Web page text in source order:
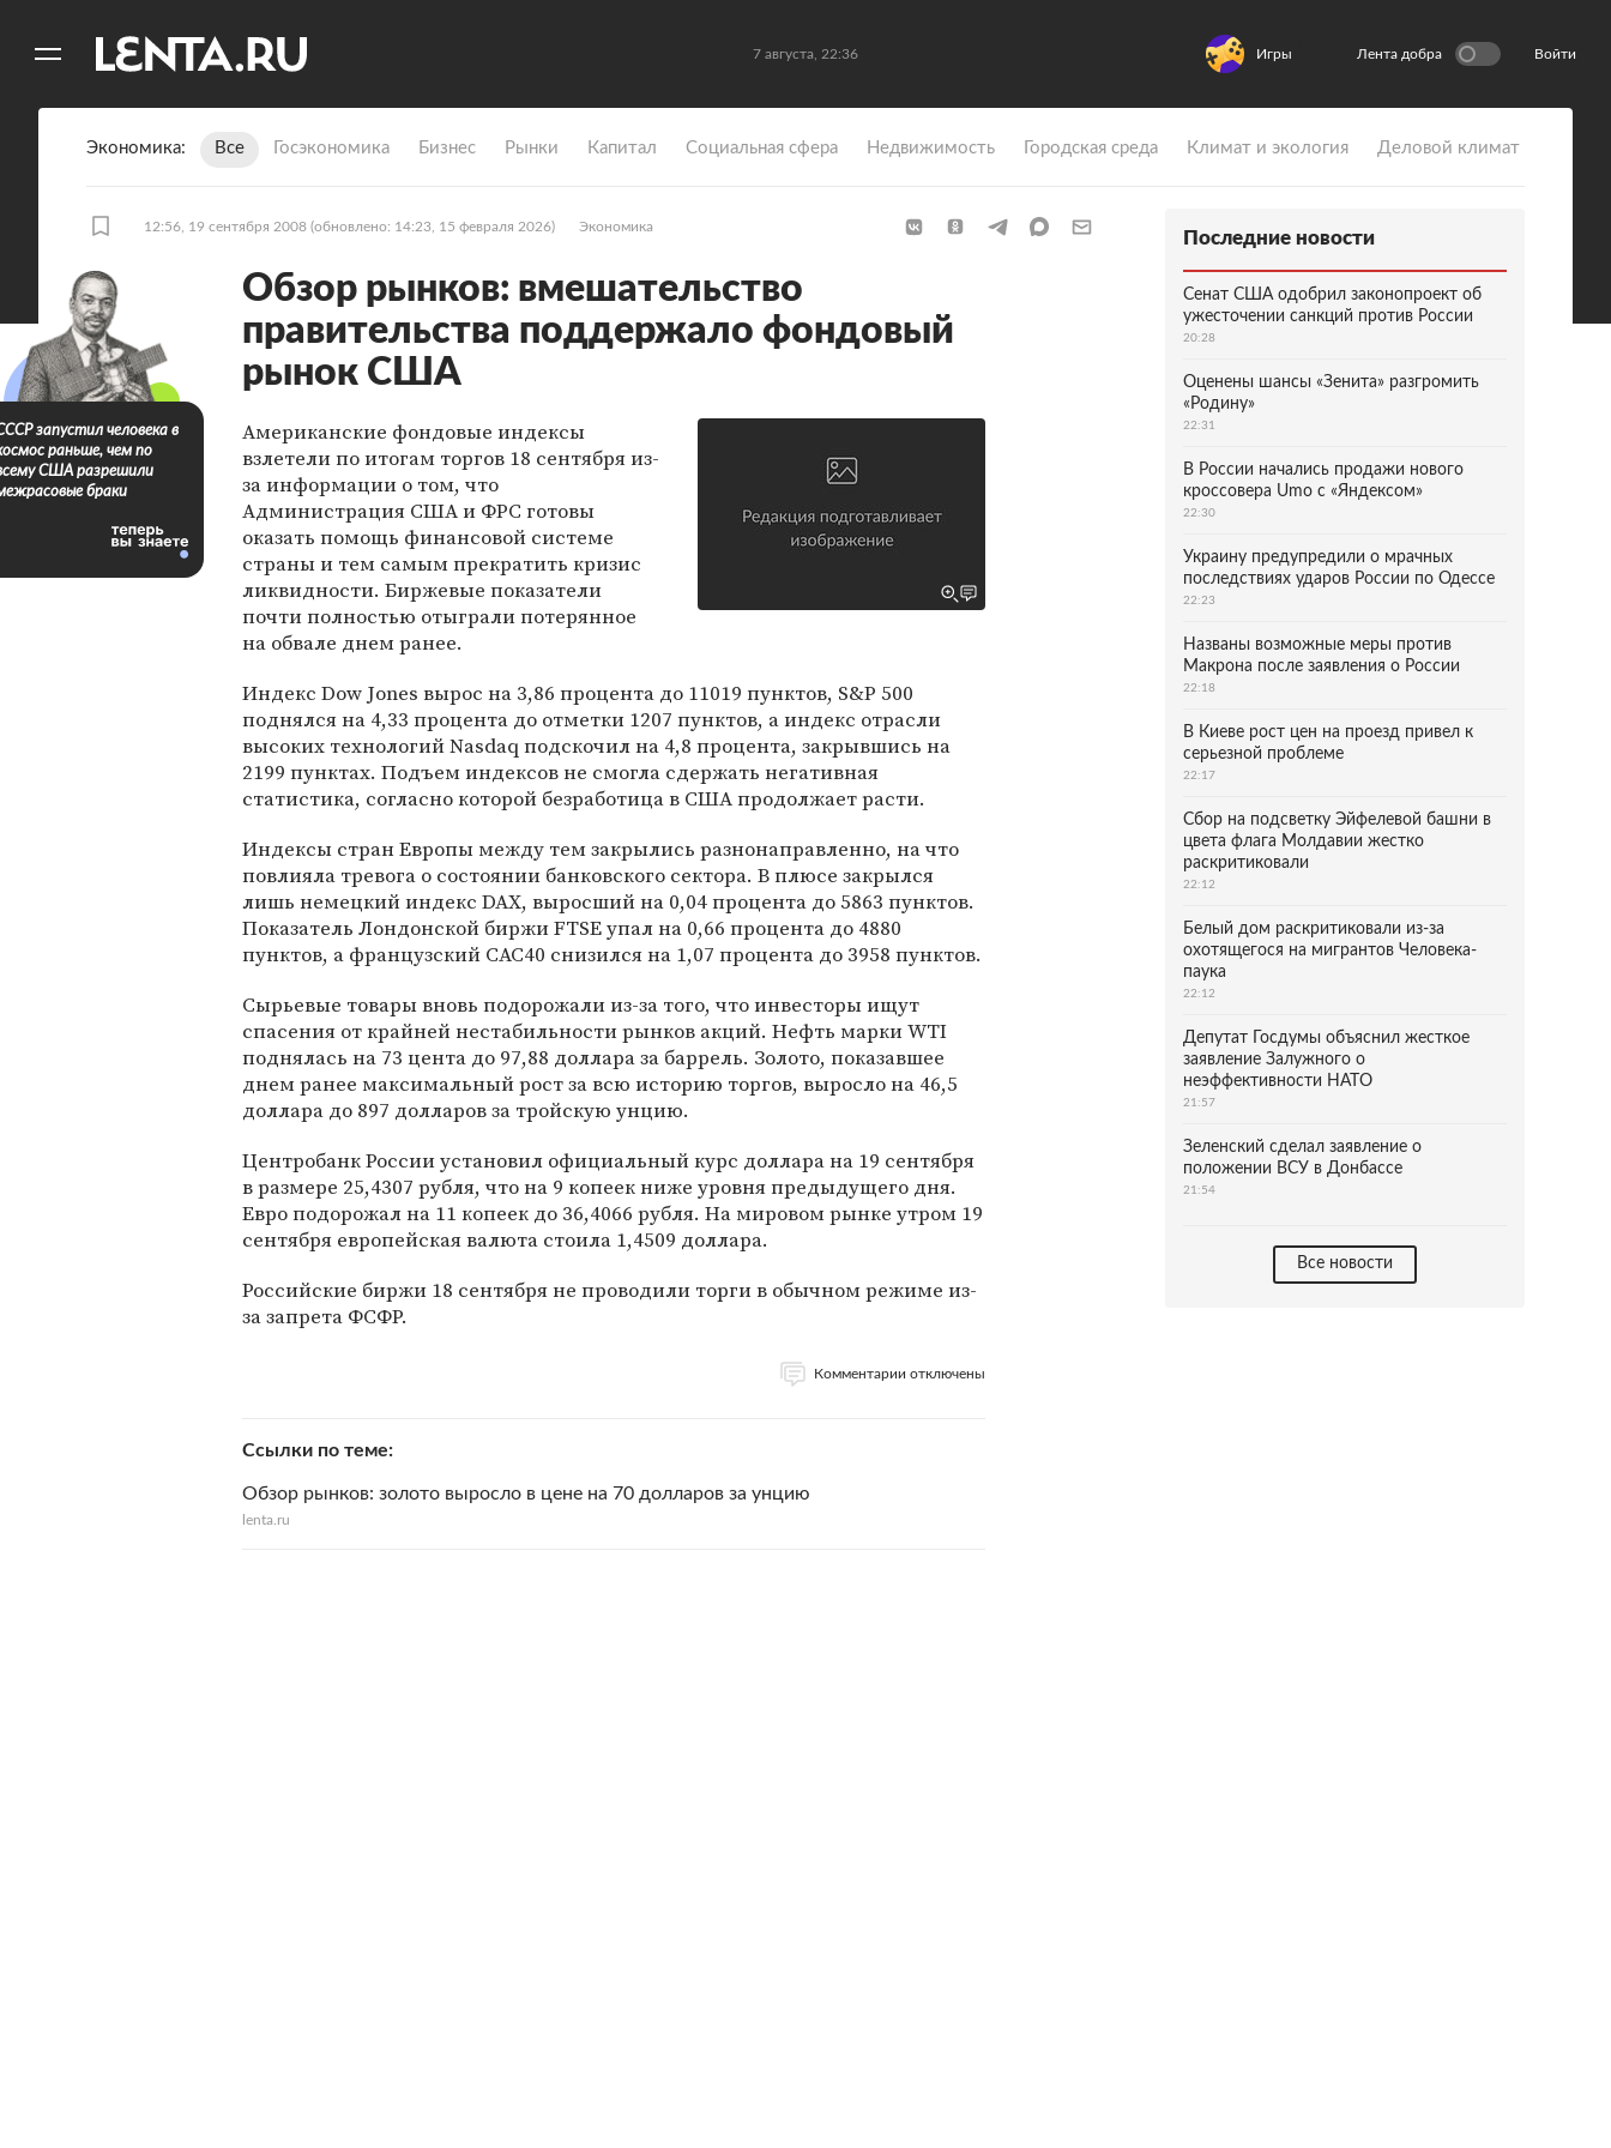
7 августа, 22:36 Игры Лента добра Войти
Экономика Все Госэкономика Бизнес Рынки Капитал Социальная сфера Недвижимость Городская среда Климат и экология Деловой климат
12:56, 19 сентября 2008 (обновлено: 14:23, 15 февраля 2026) Экономика
Обзор рынков: вмешательство
правительства поддержало фондовый
рынок США
Американские фондовые индексы
взлетели по итогам торгов 18 сентября из-
за информации о том, что
Администрация США и ФРС готовы
оказать помощь финансовой системе
страны и тем самым прекратить кризис
ликвидности. Биржевые показатели
почти полностью отыграли потерянное
на обвале днем ранее.
Индекс Dow Jones вырос на 3,86 процента до 11019 пунктов, S&P 500
поднялся на 4,33 процента до отметки 1207 пунктов, а индекс отрасли
высоких технологий Nasdaq подскочил на 4,8 процента, закрывшись на
2199 пунктах. Подъем индексов не смогла сдержать негативная
статистика, согласно которой безработица в США продолжает расти.
Индексы стран Европы между тем закрылись разнонаправленно, на что
повлияла тревога о состоянии банковского сектора. В плюсе закрылся
лишь немецкий индекс DAX, выросший на 0,04 процента до 5863 пунктов.
Показатель Лондонской биржи FTSE упал на 0,66 процента до 4880
пунктов, а французский CAC40 снизился на 1,07 процента до 3958 пунктов.
Сырьевые товары вновь подорожали из-за того, что инвесторы ищут
спасения от крайней нестабильности рынков акций. Нефть марки WTI
поднялась на 73 цента до 97,88 доллара за баррель. Золото, показавшее
днем ранее максимальный рост за всю историю торгов, выросло на 46,5
доллара до 897 долларов за тройскую унцию.
Центробанк России установил официальный курс доллара на 19 сентября
в размере 25,4307 рубля, что на 9 копеек ниже уровня предыдущего дня.
Евро подорожал на 11 копеек до 36,4066 рубля. На мировом рынке утром 19
сентября европейская валюта стоила 1,4509 доллара.
Российские биржи 18 сентября не проводили торги в обычном режиме из-
за запрета ФСФР.
Комментарии отключены
Ссылки по теме
Обзор рынков: золото выросло в цене на 70 долларов за унцию
lenta.ru
запустил человека в
раньше, чем по
США разрешили
браки
Последние новости
Сенат США одобрил законопроект об
ужесточении санкций против России
20:28
Оценены шансы «Зенита» разгромить
«Родину»
22:31
В России начались продажи нового
кроссовера Umo с «Яндексом»
22:30
Украину предупредили о мрачных
последствиях ударов России по Одессе
22:23
Названы возможные меры против
Макрона после заявления о России
22:18
В Киеве рост цен на проезд привел к
серьезной проблеме
22:17
Сбор на подсветку Эйфелевой башни в
цвета флага Молдавии жестко
раскритиковали
22:12
Белый дом раскритиковали из-за
охотящегося на мигрантов Человека-
паука
22:12
Депутат Госдумы объяснил жесткое
заявление Залужного о
неэффективности НАТО
21:57
Зеленский сделал заявление о
положении ВСУ в Донбассе
21:54
Все новости